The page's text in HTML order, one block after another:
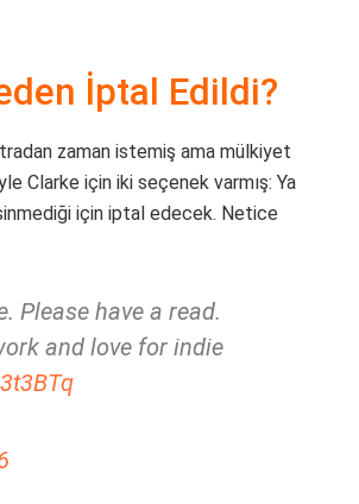
İptal Edildi?
zaman istemiş ama mülkiyet
Clarke için iki seçenek varmış: Ya
için iptal edecek. Netice
Please have a read.
and love for indie